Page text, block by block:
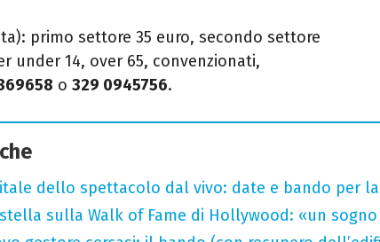
primo settore 35 euro, secondo settore
under 14, over 65, convenzionati,
o 329 0945756.
dello spettacolo dal vivo: date e bando per
sulla Walk of Fame di Hollywood: «un